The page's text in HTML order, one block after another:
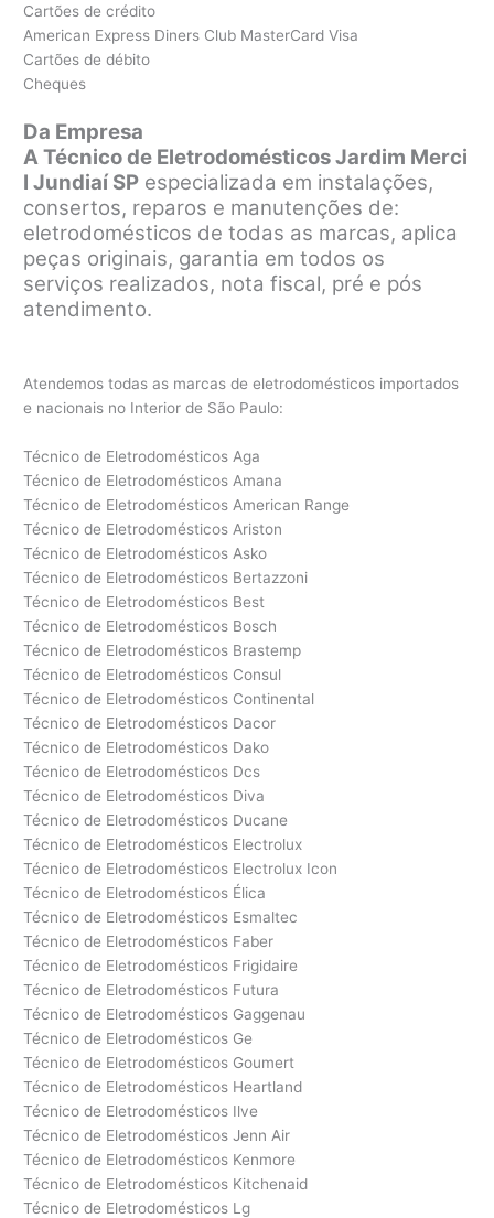
Cartões de crédito
American Express Diners Club MasterCard Visa
Cartões de débito
Cheques
Da Empresa
A Técnico de Eletrodomésticos Jardim Merci
I Jundiaí SP especializada em instalações,
consertos, reparos e manutenções de:
eletrodomésticos de todas as marcas, aplica
peças originais, garantia em todos os
serviços realizados, nota fiscal, pré e pós
atendimento.
Atendemos todas as marcas de eletrodomésticos importados
e nacionais no Interior de São Paulo:
Técnico de Eletrodomésticos Aga
Técnico de Eletrodomésticos Amana
Técnico de Eletrodomésticos American Range
Técnico de Eletrodomésticos Ariston
Técnico de Eletrodomésticos Asko
Técnico de Eletrodomésticos Bertazzoni
Técnico de Eletrodomésticos Best
Técnico de Eletrodomésticos Bosch
Técnico de Eletrodomésticos Brastemp
Técnico de Eletrodomésticos Consul
Técnico de Eletrodomésticos Continental
Técnico de Eletrodomésticos Dacor
Técnico de Eletrodomésticos Dako
Técnico de Eletrodomésticos Dcs
Técnico de Eletrodomésticos Diva
Técnico de Eletrodomésticos Ducane
Técnico de Eletrodomésticos Electrolux
Técnico de Eletrodomésticos Electrolux Icon
Técnico de Eletrodomésticos Élica
Técnico de Eletrodomésticos Esmaltec
Técnico de Eletrodomésticos Faber
Técnico de Eletrodomésticos Frigidaire
Técnico de Eletrodomésticos Futura
Técnico de Eletrodomésticos Gaggenau
Técnico de Eletrodomésticos Ge
Técnico de Eletrodomésticos Goumert
Técnico de Eletrodomésticos Heartland
Técnico de Eletrodomésticos Ilve
Técnico de Eletrodomésticos Jenn Air
Técnico de Eletrodomésticos Kenmore
Técnico de Eletrodomésticos Kitchenaid
Técnico de Eletrodomésticos Lg